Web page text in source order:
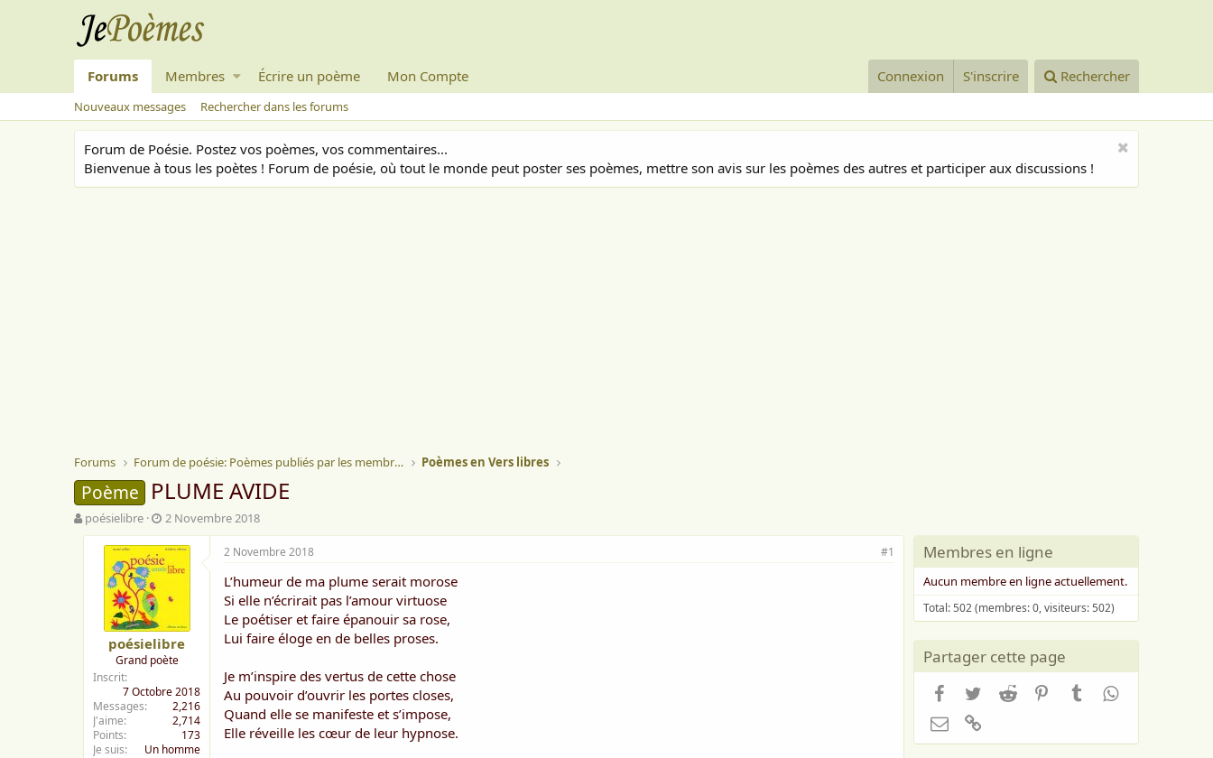
Forums Membres Écrire un poème Mon Compte Connexion S'inscrire Rechercher
Nouveaux messages Rechercher dans les forums
Forum de Poésie. Postez vos poèmes, vos commentaires...
Bienvenue à tous les poètes ! Forum de poésie, où tout le monde peut poster ses poèmes, mettre son avis sur les poèmes des autres et participer aux discussions !
Forums Forum de poésie: Poèmes publiés par les membres Poèmes en Vers libres
Poème PLUME AVIDE
A
u
poésielibre
D
a
t
e
e
é
b
u
2 Novembre 2018
poésielibre
Grand poète
Inscrit
7 Octobre 2018
Messages
2,216
J'aime
2,714
Points
173
Je suis
Un homme
2 Novembre 2018 #1
L’humeur de ma plume serait morose
Si elle n’écrirait pas l’amour virtuose
Le poétiser et faire épanouir sa rose,
Lui faire éloge en de belles proses.
Je m’inspire des vertus de cette chose
Au pouvoir d’ouvrir les portes closes,
Quand elle se manifeste et s’impose,
Elle réveille les cœur de leur hypnose.
Membres en ligne
Aucun membre en ligne actuellement.
Total: 502 (membres: 0, visiteurs: 502)
Partager cette page
Facebook
TwitterReddit PinterestTumblrWhatsApp
Email